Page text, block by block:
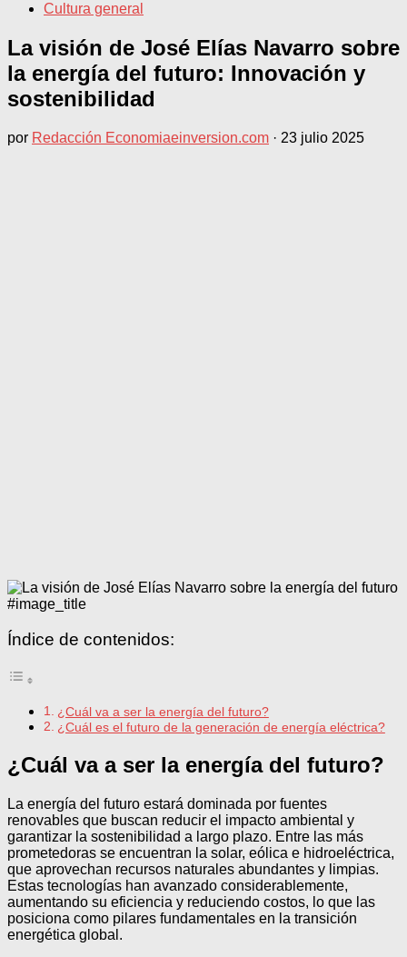
Cultura general
La visión de José Elías Navarro sobre
la energía del futuro: Innovación y
sostenibilidad
por Redacción Economiaeinversion.com · 23 julio 2025
#image_title
Índice de contenidos:
¿Cuál va a ser la energía del futuro?
¿Cuál es el futuro de la generación de energía eléctrica?
¿Cuál va a ser la energía del futuro?
La energía del futuro estará dominada por fuentes
renovables que buscan reducir el impacto ambiental y
garantizar la sostenibilidad a largo plazo. Entre las más
prometedoras se encuentran la solar, eólica e hidroeléctrica,
que aprovechan recursos naturales abundantes y limpias.
Estas tecnologías han avanzado considerablemente,
aumentando su eficiencia y reduciendo costos, lo que las
posiciona como pilares fundamentales en la transición
energética global.